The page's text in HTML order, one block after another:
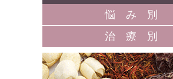
悩み別
治療別